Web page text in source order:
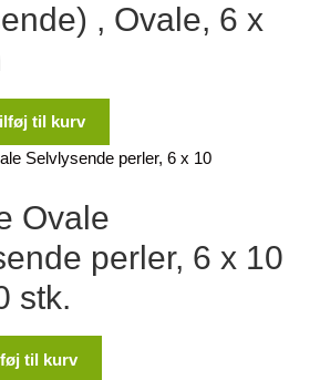
, Ovale, 6 x
til kurv
Ovale
perler, 6 x 10
stk.
til kurv